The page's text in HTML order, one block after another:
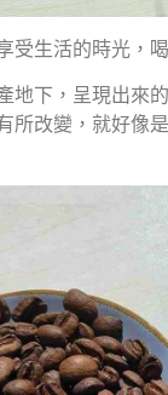
受生活的時光，
地下，呈現出來
所改變，就好像